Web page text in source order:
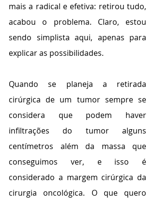
mais a radical e efetiva: retirou tudo,
acabou o problema. Claro, estou
sendo simplista aqui, apenas para
explicar as possibilidades.
Quando se planeja a retirada
cirúrgica de um tumor sempre se
considera que podem haver
infiltrações do tumor alguns
centímetros além da massa que
conseguimos ver, e isso é
considerado a margem cirúrgica da
cirurgia oncológica. O que quero